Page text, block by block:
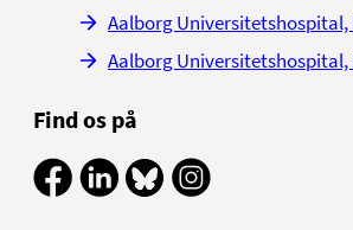
Aalborg Universitetshospital,
Aalborg Universitetshospital,
Find os på